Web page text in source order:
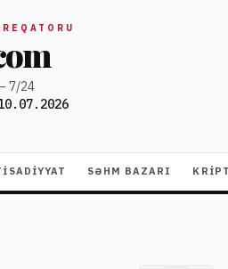
7/24
SƏHM BAZARI